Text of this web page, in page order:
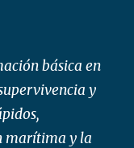
básica en
y
marítima y la